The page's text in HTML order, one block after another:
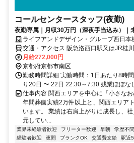
コールセンタースタッフ(夜勤)
夜勤専属｜月収30万円（深夜手当込み）｜
ライフアンドデザイン・グループ西日本
交通・アクセス 阪急洛西口駅又はJR桂
月給272,000円
京都府京都市南区
勤務時間詳細 実働時間：1日あたり8時
り20日 〜 22日 22:30～7:30 残業ほぼな
仕事内容 関西エリアを中心に「小さな
年間葬儀実績2万件以上と、関西エリア
います。 業績は右肩上がりに成長し、
元してい...
業界未経験者歓迎 フリーター歓迎 早朝 学歴不問
経験者歓迎
夜間 ブランクOK 交通費支給 駅近